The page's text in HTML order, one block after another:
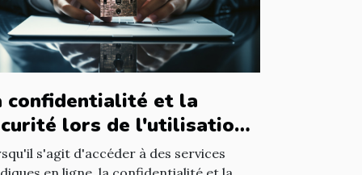
confidentialité et la
lors de l'utilisation
avocat en ligne
s'agit d'accéder à des services